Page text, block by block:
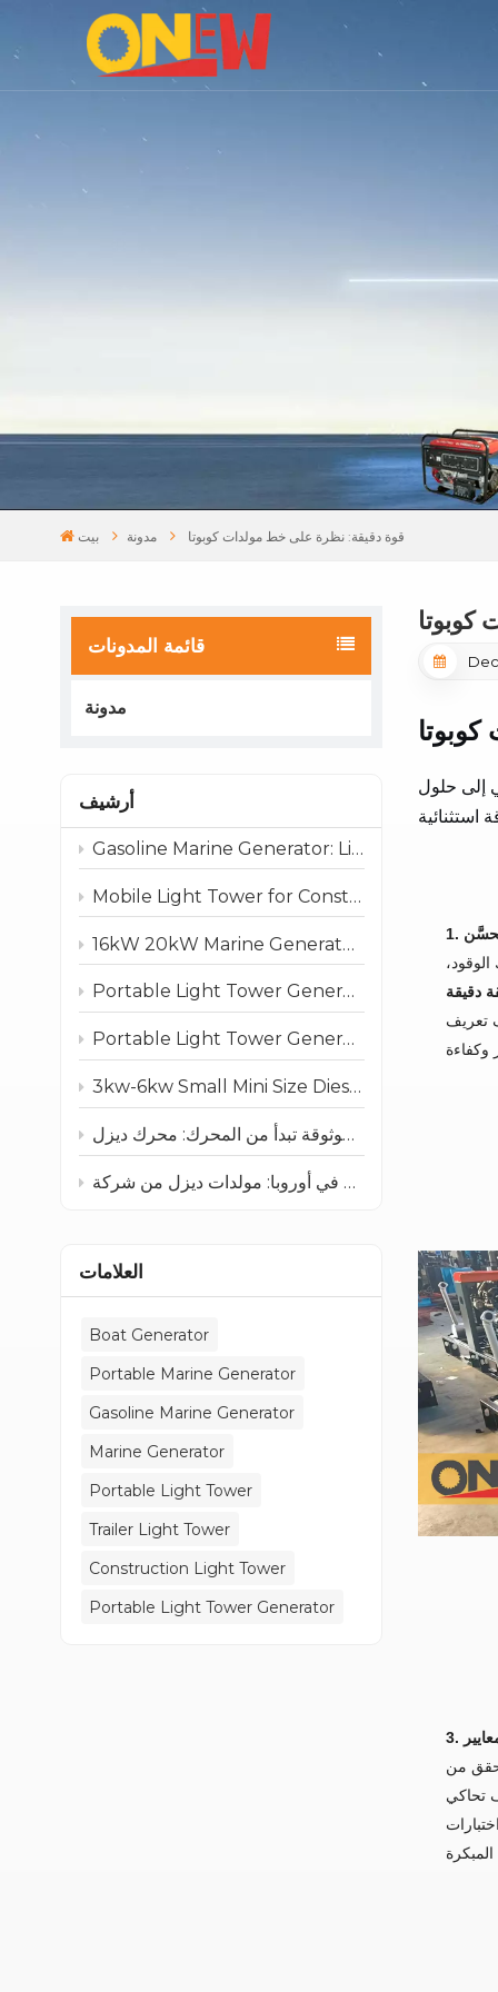
بيت مدونة قوة دقيقة: نظرة على خط مولدات كوبوتا
قائمة المدونات
مدونة
أرشيف
Gasoline Marine Generator: Lightweight & Reliable Power for Boats and Marine Use
Mobile Light Tower for Construction, Rental & Emergency Projects
16kW 20kW Marine Generator: Compact, Reliable Power for Boats and Marine Applications
Portable Light Tower Generator: Reliable Lighting Anywhere
Portable Light Tower Generator: Reliable Diesel Lighting Solutions
3kw-6kw Small Mini Size Diesel Gasoline Marine Generator for Boat
العلامات
Boat Generator
Portable Marine Generator
Gasoline Marine Generator
Marine Generator
Portable Light Tower
Trailer Light Tower
Construction Light Tower
Portable Light Tower Generator
إلى حلول
مُحسَّن
دقيقة
تعريف
من
تحاكي